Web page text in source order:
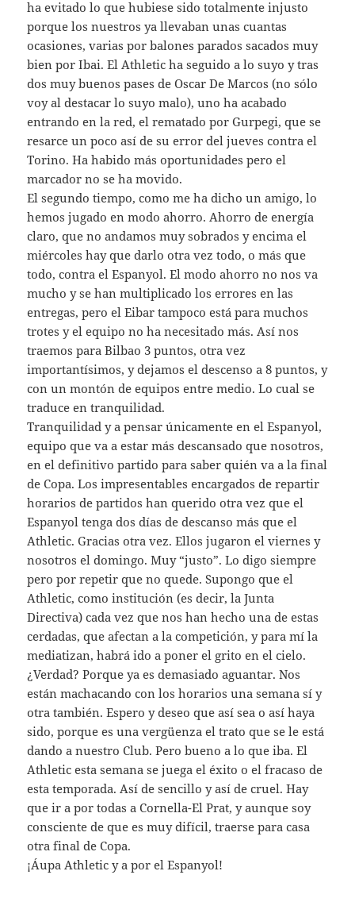
ha evitado lo que hubiese sido totalmente injusto
porque los nuestros ya llevaban unas cuantas
ocasiones, varias por balones parados sacados muy
bien por Ibai. El Athletic ha seguido a lo suyo y tras
dos muy buenos pases de Oscar De Marcos (no sólo
voy al destacar lo suyo malo), uno ha acabado
entrando en la red, el rematado por Gurpegi, que se
resarce un poco así de su error del jueves contra el
Torino. Ha habido más oportunidades pero el
marcador no se ha movido.
El segundo tiempo, como me ha dicho un amigo, lo
hemos jugado en modo ahorro. Ahorro de energía
claro, que no andamos muy sobrados y encima el
miércoles hay que darlo otra vez todo, o más que
todo, contra el Espanyol. El modo ahorro no nos va
mucho y se han multiplicado los errores en las
entregas, pero el Eibar tampoco está para muchos
trotes y el equipo no ha necesitado más. Así nos
traemos para Bilbao 3 puntos, otra vez
importantísimos, y dejamos el descenso a 8 puntos, y
con un montón de equipos entre medio. Lo cual se
traduce en tranquilidad.
Tranquilidad y a pensar únicamente en el Espanyol,
equipo que va a estar más descansado que nosotros,
en el definitivo partido para saber quién va a la final
de Copa. Los impresentables encargados de repartir
horarios de partidos han querido otra vez que el
Espanyol tenga dos días de descanso más que el
Athletic. Gracias otra vez. Ellos jugaron el viernes y
nosotros el domingo. Muy “justo”. Lo digo siempre
pero por repetir que no quede. Supongo que el
Athletic, como institución (es decir, la Junta
Directiva) cada vez que nos han hecho una de estas
cerdadas, que afectan a la competición, y para mí la
mediatizan, habrá ido a poner el grito en el cielo.
¿Verdad? Porque ya es demasiado aguantar. Nos
están machacando con los horarios una semana sí y
otra también. Espero y deseo que así sea o así haya
sido, porque es una vergüenza el trato que se le está
dando a nuestro Club. Pero bueno a lo que iba. El
Athletic esta semana se juega el éxito o el fracaso de
esta temporada. Así de sencillo y así de cruel. Hay
que ir a por todas a Cornella-El Prat, y aunque soy
consciente de que es muy difícil, traerse para casa
otra final de Copa.
¡Áupa Athletic y a por el Espanyol!